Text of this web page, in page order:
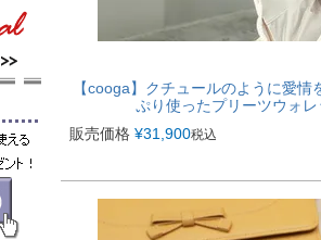
【cooga】クチュールのように愛
ぷり使ったプリーツウォ
販売価格 ¥31,900税込